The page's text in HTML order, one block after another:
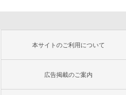
本サイトのご利用について
広告掲載のご案内